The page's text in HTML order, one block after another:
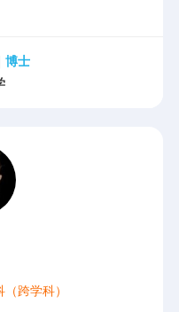
博士
跨学科）